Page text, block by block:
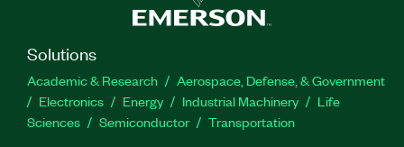
Solutions
Academic & Research
Aerospace, Defense, & Government
Electronics
Energy Industrial Machinery
Life
Sciences
Semiconductor Transportation